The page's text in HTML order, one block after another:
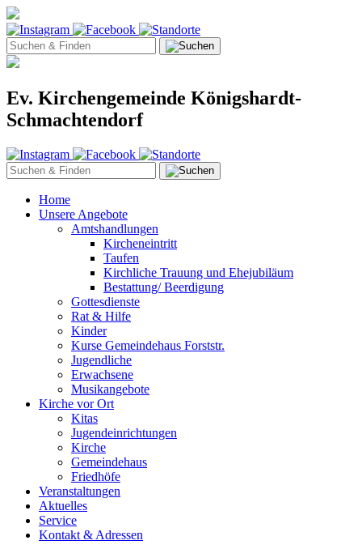
Ev. Kirchengemeinde Königshardt-
Schmachtendorf
Home
Unsere Angebote
Amtshandlungen
Kircheneintritt
Taufen
Kirchliche Trauung und Ehejubiläum
Bestattung/ Beerdigung
Gottesdienste
Rat & Hilfe
Kinder
Kurse Gemeindehaus Forststr.
Jugendliche
Erwachsene
Musikangebote
Kirche vor Ort
Kitas
Jugendeinrichtungen
Kirche
Gemeindehaus
Friedhöfe
Veranstaltungen
Aktuelles
Service
Kontakt & Adressen